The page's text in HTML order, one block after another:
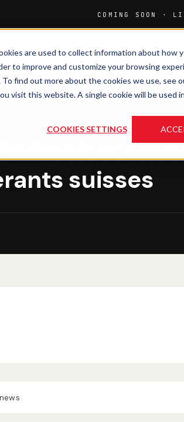
are used to collect information about how
to improve and customize your browsing
find out more about the cookies we use, see
visit this website. A single cookie will be used
COOKIES SETTINGS
et
suisses